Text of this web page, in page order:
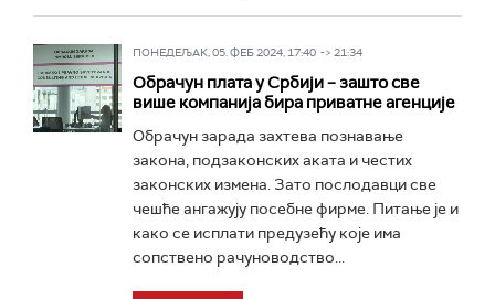
ПОНЕДЕЉАК, 05. ФЕБ 2024, 17:40 -> 21:34
Обрачун плата у Србији – зашто све
више компанија бира приватне агенције
Обрачун зарада захтева познавање
закона, подзаконских аката и честих
законских измена. Зато послодавци све
чешће ангажују посебне фирме. Питање је и
како се исплати предузећу које има
сопствено рачуноводство...